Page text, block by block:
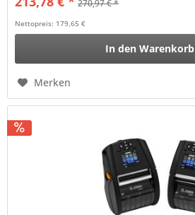
270,97 € *
Nettopreis: 179,65 €
In den Warenkorb
Merken